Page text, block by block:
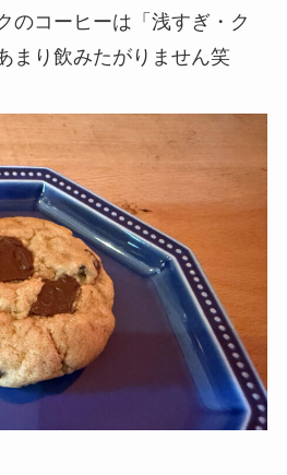
のコーヒーは「浅すぎ・ク
まり飲みたがりません笑